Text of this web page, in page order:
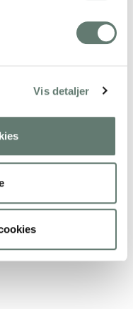
Vis detaljer
raketten
Kina